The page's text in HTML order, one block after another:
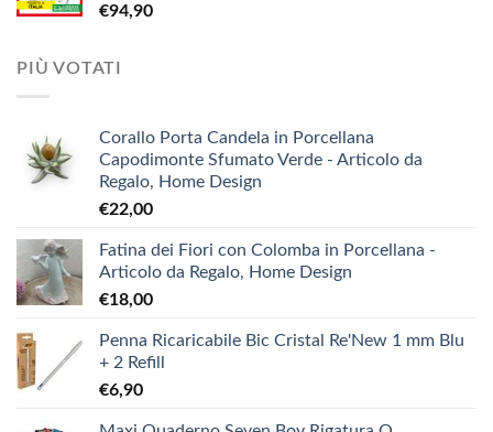
€3,90.
€94,90
PIÙ VOTATI
Corallo Porta Candela in Porcellana
Capodimonte Sfumato Verde - Articolo da
Regalo, Home Design
€22,00
Fatina dei Fiori con Colomba in Porcellana -
Articolo da Regalo, Home Design
€18,00
Penna Ricaricabile Bic Cristal Re'New 1 mm Blu
+ 2 Refill
€6,90